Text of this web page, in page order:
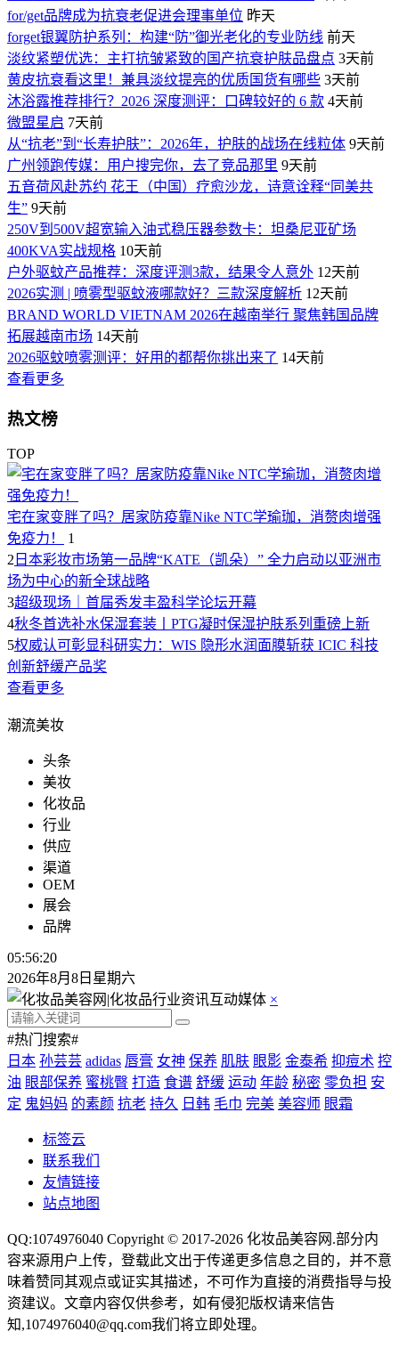
for/get品牌成为抗衰老促进会理事单位 昨天
forget银翼防护系列：构建“防”御光老化的专业防线 前天
淡纹紧塑优选：主打抗皱紧致的国产抗衰护肤品盘点 3天前
黄皮抗衰看这里！兼具淡纹提亮的优质国货有哪些 3天前
沐浴露推荐排行？2026 深度测评：口碑较好的 6 款 4天前
微盟星启 7天前
从“抗老”到“长寿护肤”：2026年，护肤的战场在线粒体 9天前
广州领跑传媒：用户搜完你，去了竞品那里 9天前
五音荷风赴苏约 花王（中国）疗愈沙龙，诗意诠释“同美共
生” 9天前
250V到500V超宽输入油式稳压器参数卡：坦桑尼亚矿场
400KVA实战规格 10天前
户外驱蚊产品推荐：深度评测3款，结果令人意外 12天前
2026实测 | 喷雾型驱蚊液哪款好？三款深度解析 12天前
BRAND WORLD VIETNAM 2026在越南举行 聚焦韩国品牌
拓展越南市场 14天前
2026驱蚊喷雾测评：好用的都帮你挑出来了 14天前
查看更多
热文榜
TOP
宅在家变胖了吗？居家防疫靠Nike NTC学瑜珈，消赘肉增强
免疫力！
1
2 日本彩妆市场第一品牌“KATE（凯朵）” 全力启动以亚洲市
场为中心的新全球战略
3超级现场｜首届秀发丰盈科学论坛开幕
4秋冬首选补水保湿套装丨PTG凝时保湿护肤系列重磅上新
5权威认可彰显科研实力：WIS 隐形水润面膜斩获 ICIC 科技
创新舒缓产品奖
查看更多
潮流美妆
头条
美妆
化妆品
行业
供应
渠道
OEM
展会
品牌
05:56:21
2026年8月8日星期六
×
#热门搜索#
日本 孙芸芸 adidas 唇膏 女神 保养 肌肤 眼影 金泰希 抑痘术 控
油 眼部保养 蜜桃臀 打造 食谱 舒缓 运动 年龄 秘密 零负担 安
定 鬼妈妈 的素颜 抗老 持久 日韩 毛巾 完美 美容师 眼霜
标签云
联系我们
友情链接
站点地图
QQ:1074976040 Copyright © 2017-2026 化妆品美容网 .部分内
容来源用户上传，登载此文出于传递更多信息之目的，并不意
味着赞同其观点或证实其描述，不可作为直接的消费指导与投
资建议。文章内容仅供参考，如有侵犯版权请来信告
知,1074976040@qq.com我们将立即处理。